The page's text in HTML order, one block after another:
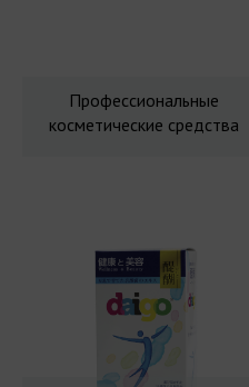
Профессиональные
косметические средства